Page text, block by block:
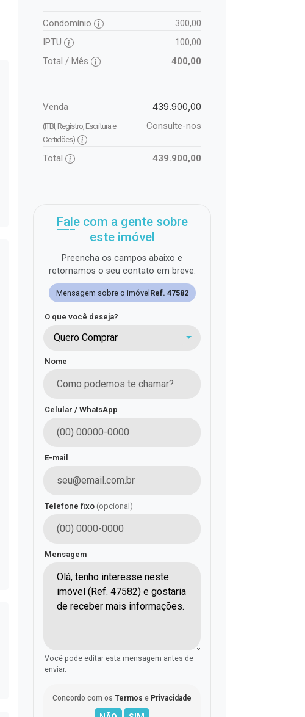
Condomínio
300,00
IPTU
100,00
Total / Mês
400,00
Venda 439.900,00
(ITBI, Registro, Escritura e
Certidões)
Consulte-nos
Total 439.900,00
Fale com a gente sobre
este imóvel
Preencha os campos abaixo e
retornamos o seu contato em breve.
Mensagem sobre o imóvel Ref. 47582
O que você deseja?
Quero Comprar
Nome
Celular / WhatsApp
E-mail
Telefone fixo (opcional)
Mensagem
Você pode editar esta mensagem antes de
enviar.
Concordo com os Termos e Privacidade